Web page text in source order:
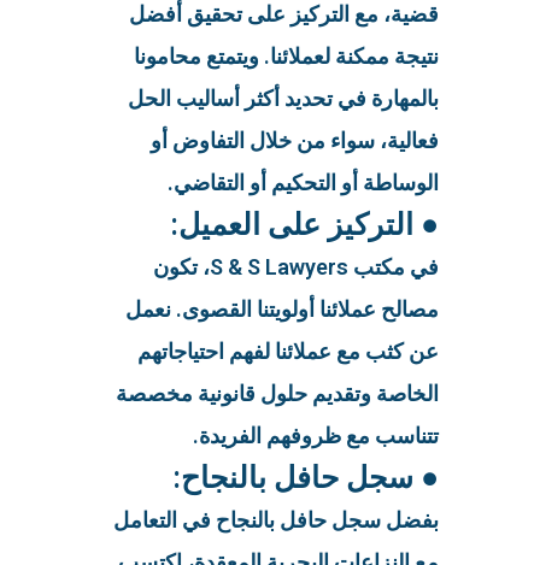
قضية، مع التركيز على تحقيق أفضل
نتيجة ممكنة لعملائنا. ويتمتع محامونا
بالمهارة في تحديد أكثر أساليب الحل
فعالية، سواء من خلال التفاوض أو
الوساطة أو التحكيم أو التقاضي.
● التركيز على العميل:
في مكتب S & S Lawyers، تكون
مصالح عملائنا أولويتنا القصوى. نعمل
عن كثب مع عملائنا لفهم احتياجاتهم
الخاصة وتقديم حلول قانونية مخصصة
تتناسب مع ظروفهم الفريدة.
● سجل حافل بالنجاح:
بفضل سجل حافل بالنجاح في التعامل